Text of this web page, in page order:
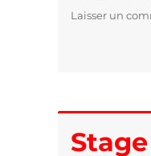
Laisser un